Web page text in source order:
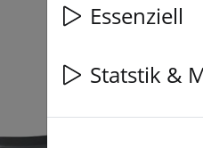
Essenziell
Statstik &